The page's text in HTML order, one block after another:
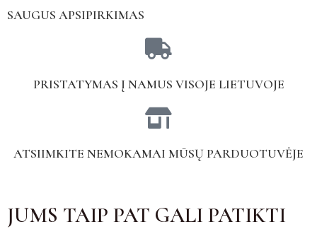
SAUGUS APSIPIRKIMAS
PRISTATYMAS Į NAMUS VISOJE LIETUVOJE
ATSIIMKITE NEMOKAMAI MŪSŲ PARDUOTUVĖJE
JUMS TAIP PAT GALI PATIKTI